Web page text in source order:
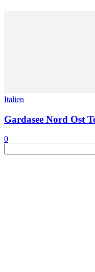
Italien
Gardasee Nord Ost
0